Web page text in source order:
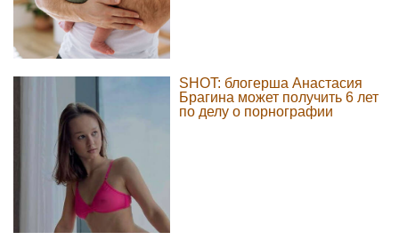
SHOT: блогерша Анастасия
Брагина может получить 6 лет
по делу о порнографии